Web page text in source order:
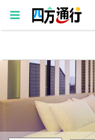
四
行
房